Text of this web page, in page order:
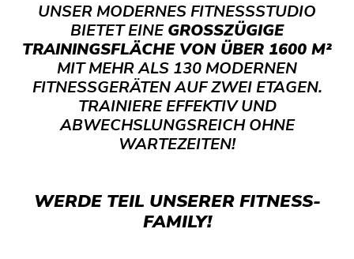
UNSER MODERNES FITNESSSTUDIO
BIETET EINEGROSSZÜGIGE T
RAININGSFLÄCHE VON ÜBER 1600 M²
MIT MEHR ALS 130 MODERNEN
FITNESSGERÄTEN AUF ZWEI ETAGEN.
TRAINIERE EFFEKTIV UND
ABWECHSLUNGSREICH OHNE
WARTEZEITEN!
WERDE TEIL UNSERER FITNESS-
FAMILY!